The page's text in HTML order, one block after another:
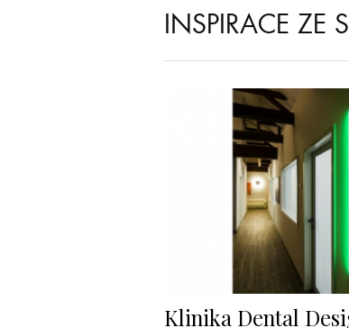
INSPIRACE ZE
Klinika Dental